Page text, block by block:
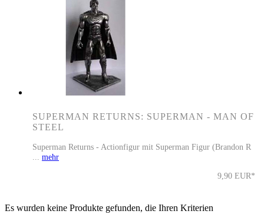
SUPERMAN RETURNS: SUPERMAN - MAN OF
STEEL
Superman Returns - Actionfigur mit Superman Figur (Brandon R
... mehr
9,90 EUR*
Es wurden keine Produkte gefunden, die Ihren Kriterien